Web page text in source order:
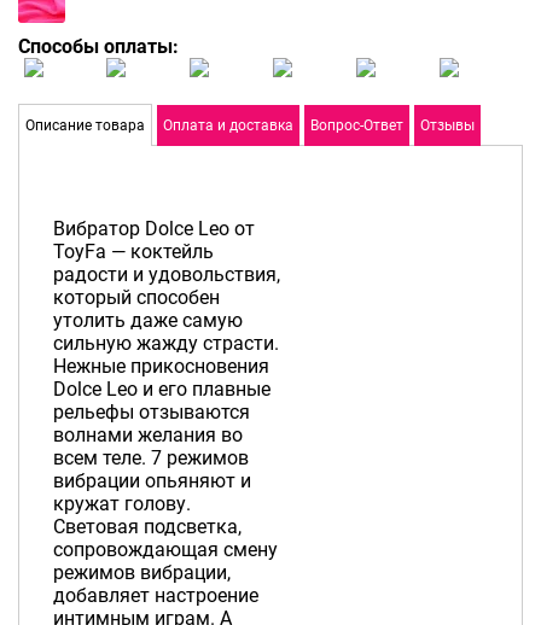
Способы оплаты:
Описание товара Оплата и доставка Вопрос-Ответ Отзывы
Вибратор Dolce Leo от
ToyFa — коктейль
радости и удовольствия,
который способен
утолить даже самую
сильную жажду страсти.
Нежные прикосновения
Dolce Leo и его плавные
рельефы отзываются
волнами желания во
всем теле. 7 режимов
вибрации опьяняют и
кружат голову.
Световая подсветка,
сопровождающая смену
режимов вибрации,
добавляет настроение
интимным играм. А